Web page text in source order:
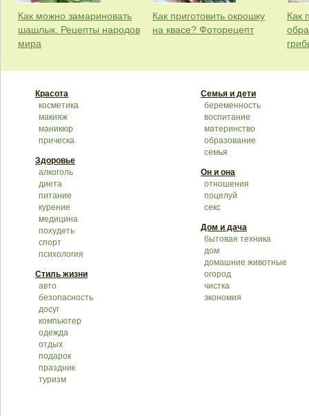
Как можно замариновать
шашлык. Рецепты народов
мира
Как приготовить окрошку
на квасе? Фоторецепт
Как
Красота
косметика
макияж
маникюр
прическа
Здоровье
алкоголь
диета
питание
курение
медицина
похудеть
спорт
психология
Стиль жизни
авто
безопасность
досуг
компьютер
одежда
отдых
подарок
праздник
туризм
Семья и дети
беременность
воспитание
материнство
образование
семья
Он и она
отношения
поцелуй
секс
Дом и дача
бытовая техника
дом
домашние животные
огород
чистка
экономия